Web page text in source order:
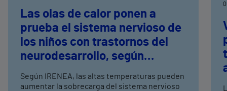
Las olas de calor ponen a
prueba el sistema nervioso de
los niños con trastornos del
neurodesarrollo, según
neurorrehabilitación
Según IRENEA, las altas temperaturas pueden
aumentar la sobrecarga del sistema nervioso